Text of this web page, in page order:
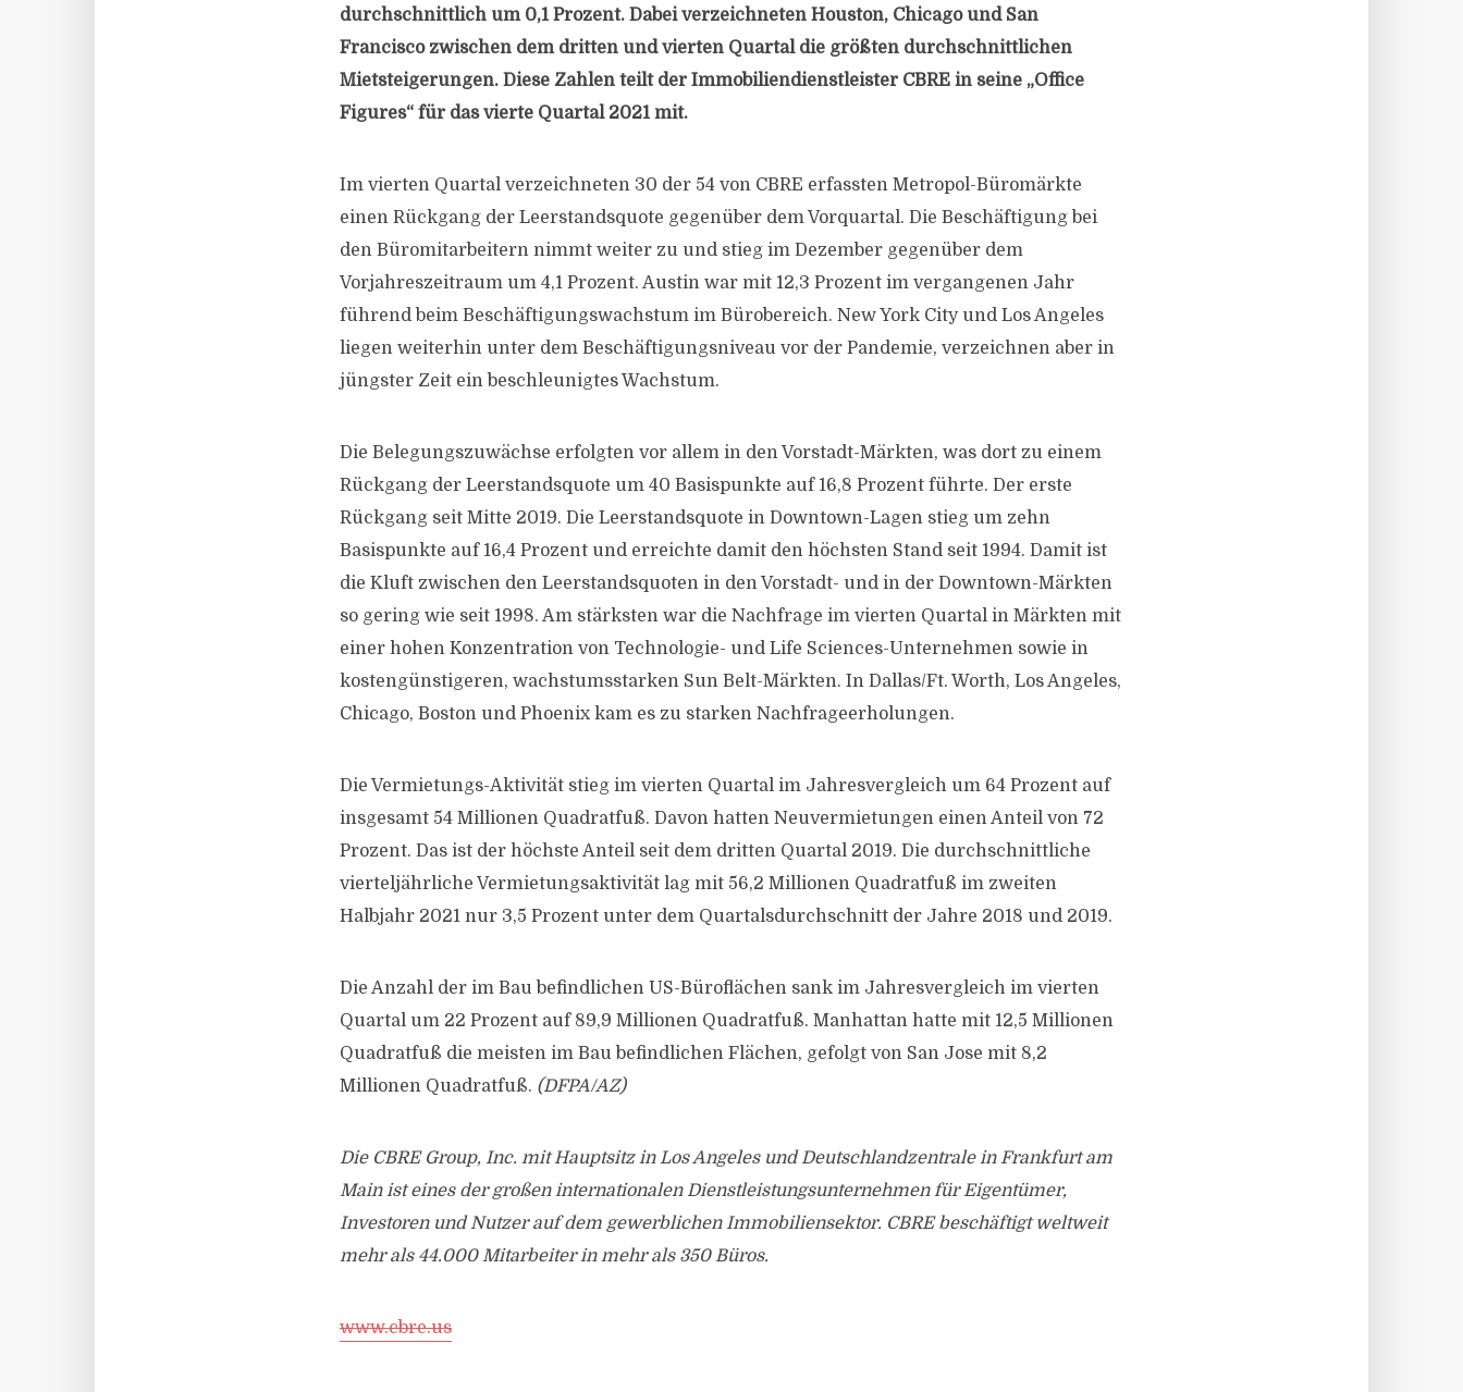
durchschnittlich um 0,1 Prozent. Dabei verzeichneten Houston, Chicago und San
Francisco zwischen dem dritten und vierten Quartal die größten durchschnittlichen
Mietsteigerungen. Diese Zahlen teilt der Immobiliendienstleister CBRE in seine „Office
Figures“ für das vierte Quartal 2021 mit.
Im vierten Quartal verzeichneten 30 der 54 von CBRE erfassten Metropol-Büromärkte
einen Rückgang der Leerstandsquote gegenüber dem Vorquartal. Die Beschäftigung bei
den Büromitarbeitern nimmt weiter zu und stieg im Dezember gegenüber dem
Vorjahreszeitraum um 4,1 Prozent. Austin war mit 12,3 Prozent im vergangenen Jahr
führend beim Beschäftigungswachstum im Bürobereich. New York City und Los Angeles
liegen weiterhin unter dem Beschäftigungsniveau vor der Pandemie, verzeichnen aber in
jüngster Zeit ein beschleunigtes Wachstum.
Die Belegungszuwächse erfolgten vor allem in den Vorstadt-Märkten, was dort zu einem
Rückgang der Leerstandsquote um 40 Basispunkte auf 16,8 Prozent führte. Der erste
Rückgang seit Mitte 2019. Die Leerstandsquote in Downtown-Lagen stieg um zehn
Basispunkte auf 16,4 Prozent und erreichte damit den höchsten Stand seit 1994. Damit ist
die Kluft zwischen den Leerstandsquoten in den Vorstadt- und in der Downtown-Märkten
so gering wie seit 1998. Am stärksten war die Nachfrage im vierten Quartal in Märkten mit
einer hohen Konzentration von Technologie- und Life Sciences-Unternehmen sowie in
kostengünstigeren, wachstumsstarken Sun Belt-Märkten. In Dallas/Ft. Worth, Los Angeles,
Chicago, Boston und Phoenix kam es zu starken Nachfrageerholungen.
Die Vermietungs-Aktivität stieg im vierten Quartal im Jahresvergleich um 64 Prozent auf
insgesamt 54 Millionen Quadratfuß. Davon hatten Neuvermietungen einen Anteil von 72
Prozent. Das ist der höchste Anteil seit dem dritten Quartal 2019. Die durchschnittliche
vierteljährliche Vermietungsaktivität lag mit 56,2 Millionen Quadratfuß im zweiten
Halbjahr 2021 nur 3,5 Prozent unter dem Quartalsdurchschnitt der Jahre 2018 und 2019.
Die Anzahl der im Bau befindlichen US-Büroflächen sank im Jahresvergleich im vierten
Quartal um 22 Prozent auf 89,9 Millionen Quadratfuß. Manhattan hatte mit 12,5 Millionen
Quadratfuß die meisten im Bau befindlichen Flächen, gefolgt von San Jose mit 8,2
Millionen Quadratfuß. (DFPA/AZ)
Die CBRE Group, Inc. mit Hauptsitz in Los Angeles und Deutschlandzentrale in Frankfurt am
Main ist eines der großen internationalen Dienstleistungsunternehmen für Eigentümer,
Investoren und Nutzer auf dem gewerblichen Immobiliensektor. CBRE beschäftigt weltweit
mehr als 44.000 Mitarbeiter in mehr als 350 Büros.
www.cbre.us